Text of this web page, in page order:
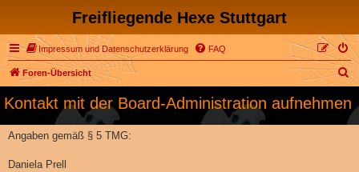
Freifliegende Hexe Stuttgart
Impressum und Datenschutzerklärung FAQ
Foren-Übersicht
S
c
Kontakt mit der Board-Administration aufnehmen
Angaben gemäß § 5 TMG:
Daniela Prell